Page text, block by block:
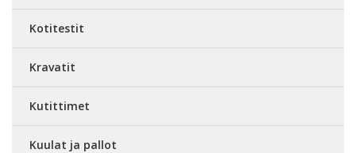
Kotitestit
Kravatit
Kutittimet
Kuulat ja pallot